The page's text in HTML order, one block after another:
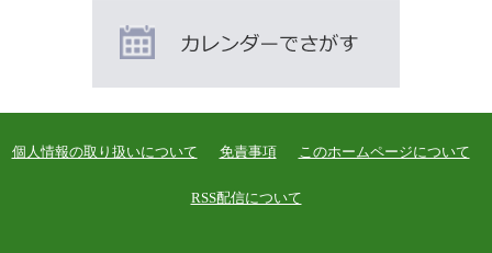
個人情報の取り扱いについて 免責事項 このホームページについて
RSS配信について